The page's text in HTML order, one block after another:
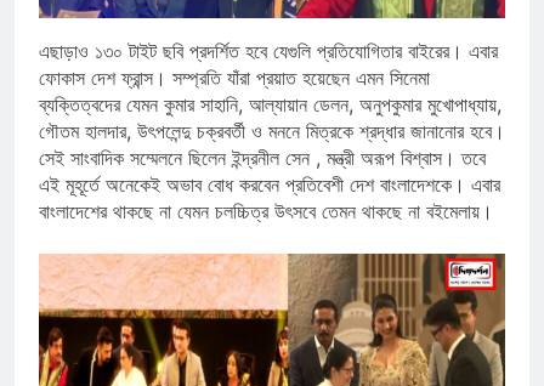
এছাড়াও ১৩০ টাইট ছবি প্রদর্শিত হবে যেগুলি প্রতিযোগিতার বাইরের। এবার
ফোকাস দেশ ফ্রান্স। সম্প্রতি যাঁরা প্রয়াত হয়েছেন এমন সিনেমা
ব্যক্তিত্বদের যেমন কুমার সাহানি, আল্যায়ান ডেলন, অনুপকুমার মুখোপাধ্যায়,
গৌতম হালদার, উৎপলেন্দু চক্রবর্তী ও মননে মিত্রকে শ্রদ্ধার জানানোর হবে।
সেই সাংবাদিক সম্মেলনে ছিলেন ইন্দ্রনীল সেন , মন্ত্রী অরূপ বিশ্বাস। তবে
এই মূহূর্তে অনেকেই অভাব বোধ করবেন প্রতিবেশী দেশ বাংলাদেশকে। এবার
বাংলাদেশের থাকছে না যেমন চলচ্চিত্র উৎসবে তেমন থাকছে না বইমেলায়।